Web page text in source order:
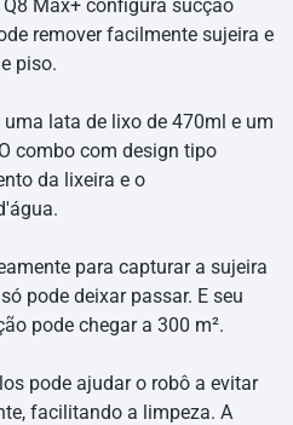
Max+ configura sucção
remover facilmente sujeira e
piso.
lata de lixo de 470ml e um
combo com design tipo
da lixeira e o
para capturar a sujeira
pode deixar passar. E seu
pode chegar a 300 m².
pode ajudar o robô a evitar
facilitando a limpeza. A